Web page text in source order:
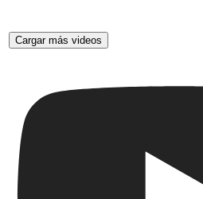
Cargar más videos